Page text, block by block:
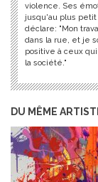
violence. Ses
jusqu'au plus
déclare: "Mon
dans la rue, et je
positive à ceux
la société."
DU MÊME